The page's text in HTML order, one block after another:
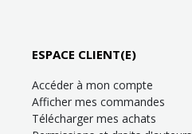
ESPACE CLIENT(E)
Accéder à mon compte
Afficher mes commandes
Télécharger mes achats